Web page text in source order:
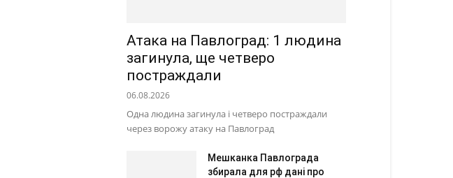
Атака на Павлоград: 1 людина
загинула, ще четверо
постраждали
06.08.2026
Одна людина загинула і четверо постраждали
через ворожу атаку на Павлоград
Мешканка Павлограда
збирала для рф дані про